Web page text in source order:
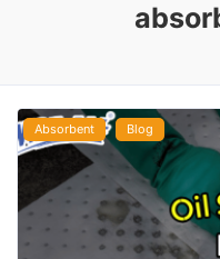
Absorbent Blog